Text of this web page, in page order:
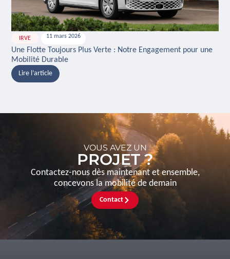
IRVE 11 mars 2026
Une Flotte Toujours Plus Verte : Notre Engagement pour une
Mobilité Durable
Lire l’article
VOUS AVEZ UN
PROJET ?
Contactez-nous dès maintenant et ensemble,
concevons la mobilité de demain
Contact